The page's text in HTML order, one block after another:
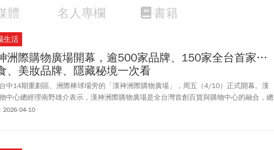
體 名人專欄 書籍
生活
洲際購物廣場開幕，逾500家品牌、150家全台首家…
、美妝品牌、隱藏秘境一次看
中14期重劃區、洲際棒球場旁的「漢神洲際購物廣場」，周五（4/10）正式開幕。漢
中心總經理南野雄介表示，漢神洲際購物廣場是全台灣首創百貨與購物中心的融合，總
120億，逾6600個停車位，擁有台中最大的停車場。漢神購物廣場總面積達6.6萬坪，
2026-04-10